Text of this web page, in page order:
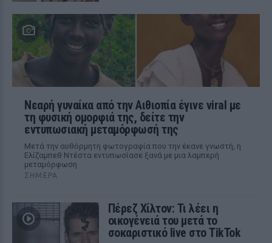
Νεαρή γυναίκα από την Αιθιοπία έγινε viral με
τη φυσική ομορφιά της, δείτε την
εντυπωσιακή μεταμόρφωσή της
Μετά την αυθόρμητη φωτογραφία που την έκανε γνωστή, η
Ελίζαμπεθ Ντέστα εντυπωσίασε ξανά με μια λαμπερή
μεταμόρφωση
ΣΉΜΕΡΑ
Πέρεζ Χίλτον: Τι λέει η
οικογένειά του μετά το
σοκαριστικό live στο TikTok